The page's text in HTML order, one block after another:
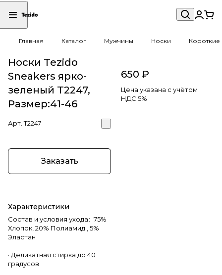
Главная Каталог Мужчины Носки Короткие
Носки Tezido
Sneakers ярко-
зеленый Т2247,
Размер:41-46
Арт.Т2247
Заказать
Характеристики
Состав и условия ухода: 75%
Хлопок, 20% Полиамид , 5%
Эластан
· Деликатная стирка до 40
градусов
650 ₽
Цена указана с учётом
НДС 5%